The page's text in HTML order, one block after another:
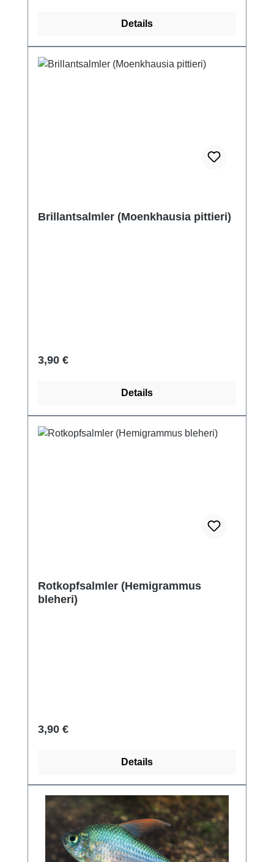
Details
Brillantsalmler (Moenkhausia pittieri)
Regulärer Preis:
3,90 €
Details
Rotkopfsalmler (Hemigrammus
bleheri)
Regulärer Preis:
3,90 €
Details